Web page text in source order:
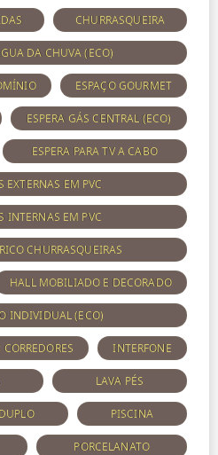
CHURRASQUEIRA
DA CHUVA (ECO)
ESPAÇO GOURMET
ESPERA GÁS CENTRAL (ECO)
ESPERA PARA TV A CABO
EXTERNAS EM PVC
INTERNAS EM PVC
CHURRASQUEIRAS
HALL MOBILIADO E DECORADO
INDIVIDUAL (ECO)
INTERFONE
LAVA PÉS
PISCINA
PORCELANATO